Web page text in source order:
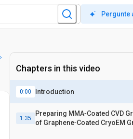
Pergunte
Chapters in this video
0:00 Introduction
1:35
Preparing MMA‐Coated CVD
of Graphene‐Coated CryoEM